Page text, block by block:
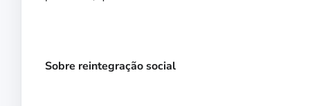
Sobre reintegração social